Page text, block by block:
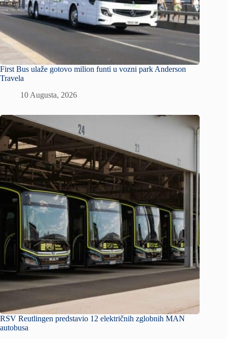
First Bus ulaže gotovo milion funti u vozni park Anderson
Travela
10 Augusta, 2026
RSV Reutlingen predstavio 12 električnih zglobnih MAN
autobusa